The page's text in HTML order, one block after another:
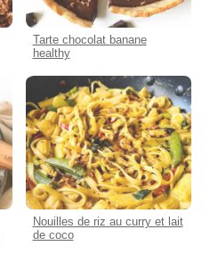
Tarte chocolat banane
healthy
Nouilles de riz au curry et lait
de coco